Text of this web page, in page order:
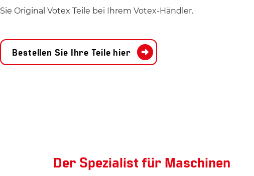
Sie Original Votex Teile bei Ihrem Votex-Händler.
Bestellen Sie Ihre Teile hier
Der Spezialist für Maschinen